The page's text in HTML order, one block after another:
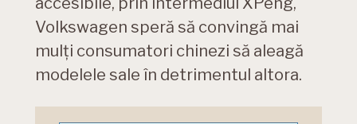
Volkswagen speră să convingă mai
mulți consumatori chinezi să aleagă
modelele sale în detrimentul altora.